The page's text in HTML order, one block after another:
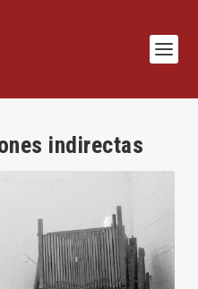
indirectas